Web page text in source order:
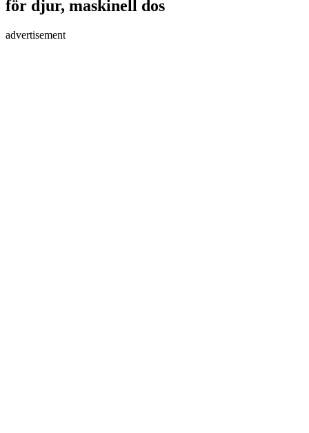
för djur, maskinell dos
advertisement